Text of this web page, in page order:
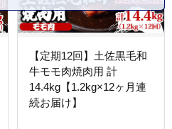
【定期12回】土佐黒毛和
牛モモ肉焼肉用 計
14.4kg【1.2kg×12ヶ月連
続お届け】